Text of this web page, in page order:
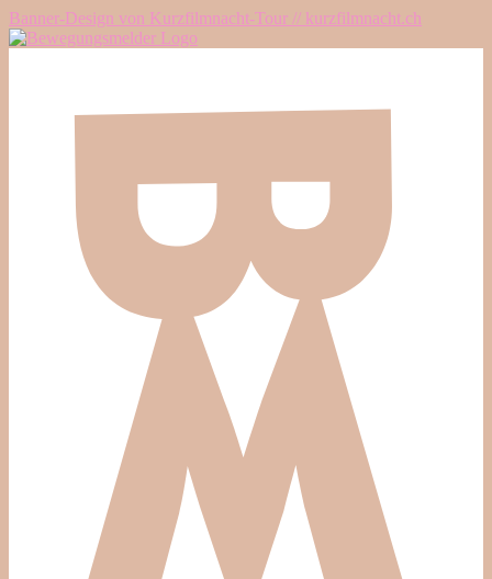
Banner-Design von Kurzfilmnacht-Tour // kurzfilmnacht.ch